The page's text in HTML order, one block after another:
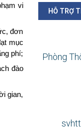
vi
đơn
mục
phí;
đào
gian,
HỖ TRỢ
Phòng